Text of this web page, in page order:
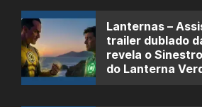
Lanternas –
trailer dublado
revela o
do Lanterna